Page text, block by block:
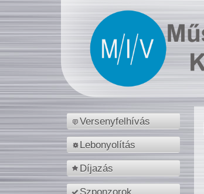
Versenyfelhívás
Lebonyolítás
Díjazás
Szponzorok